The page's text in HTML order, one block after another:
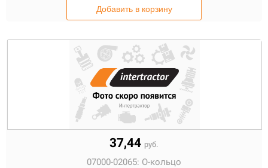
Добавить в корзину
37,44 руб.
07000-02065: О-кольцо